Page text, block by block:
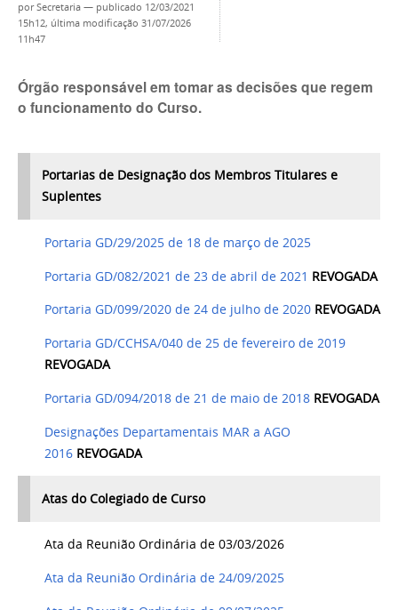
porSecretaria — publicado 12/03/2021
15h12, última modificação 31/07/2026
11h47
Órgão responsável em tomar as decisões que regem
o funcionamento do Curso.
Portarias de Designação dos Membros Titulares e
Suplentes
Portaria GD/29/2025 de 18 de março de 2025
Portaria GD/082/2021 de 23 de abril de 2021 REVOGADA
Portaria GD/099/2020 de 24 de julho de 2020 REVOGADA
Portaria GD/CCHSA/040 de 25 de fevereiro de 2019
REVOGADA
Portaria GD/094/2018 de 21 de maio de 2018 REVOGADA
Designações Departamentais MAR a AGO
2016 REVOGADA
Atas do Colegiado de Curso
Ata da Reunião Ordinária de 03/03/2026
Ata da Reunião Ordinária de 24/09/2025